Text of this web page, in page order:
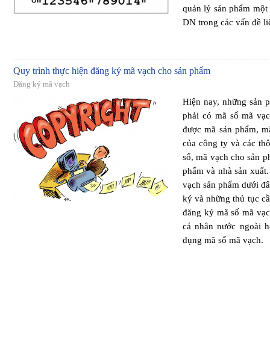
quản lý sản phẩm
DN trong các vấn đề
Quy trình thực hiện đăng ký mã vạch cho sản phẩm
Đăng ký mã vạch
Hiện nay, những sản
phải có mã số mã
được mã sản phẩm,
của công ty và các
số, mã vạch cho sản
phẩm và nhà sản
vạch sản phẩm dưới
ký và những thủ tục
đăng ký mã số mã
cá nhân nước ngoài
dụng mã số mã vạch.